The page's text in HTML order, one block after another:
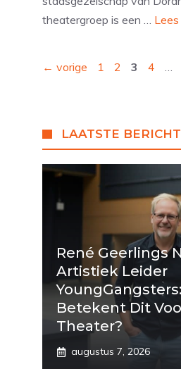
theatergroep is een …
← vorige Pagina
1 Pagina
2 Pagina
3 Pagina
4 …
LAATSTE
René Geerlings
Artistiek Leider
Betekent Dit
Theater?
augustus 7, 2026